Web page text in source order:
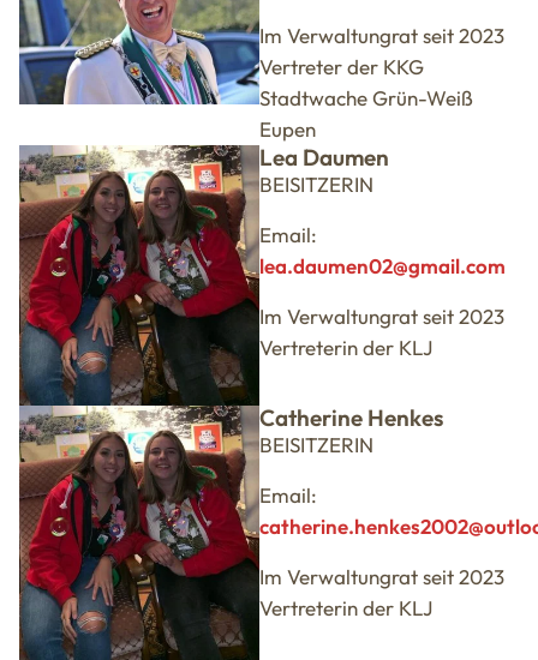
Im Verwaltungrat seit 2023
Vertreter der KKG
Stadtwache Grün-Weiß
Eupen
Lea Daumen
BEISITZERIN
Email:
lea.daumen02@gmail.com
Im Verwaltungrat seit 2023
Vertreterin der KLJ
Catherine Henkes
BEISITZERIN
Email:
Im Verwaltungrat seit 2023
Vertreterin der KLJ